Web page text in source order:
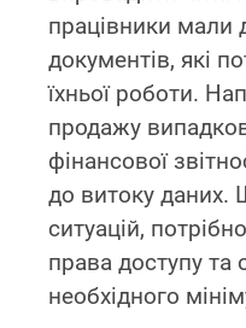
працівники мали
документів, які
їхньої роботи.
продажу
фінансової
до витоку даних.
ситуацій,
права доступу та
необхідного